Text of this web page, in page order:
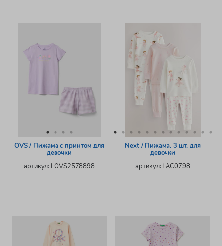
OVS / Пижама с принтом для
девочки
артикул: LOVS2578898
Next / Пижама, 3 шт. для
девочки
артикул: LAC0798